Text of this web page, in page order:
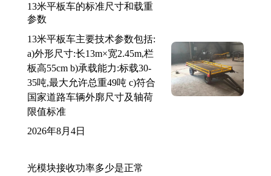
13米平板车的标准尺寸和载重
参数
13米平板车主要技术参数包括:
a)外形尺寸:长13m×宽2.45m,栏
板高55cm b)承载能力:标载30-
35吨,最大允许总重49吨 c)符合
国家道路车辆外廓尺寸及轴荷
限值标准
2026年8月4日
光模块接收功率多少是正常